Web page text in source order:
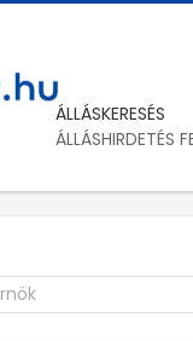
ÁLLÁSKERESÉS
ÁLLÁSHIRDETÉS